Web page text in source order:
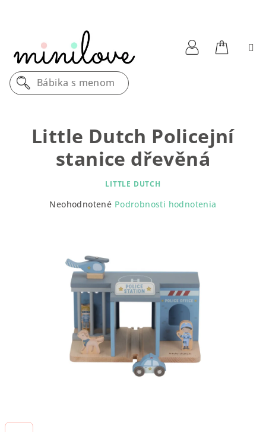
Bábika s menom
Little Dutch Policejní
stanice dřevěná
LITTLE DUTCH
Neohodnotené Podrobnosti hodnotenia